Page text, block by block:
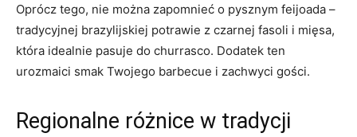
Oprócz tego, ⁢nie można‌ zapomnieć o pysznym feijoada –
tradycyjnej brazylijskiej potrawie z czarnej ⁢fasoli‍ i mięsa,
która idealnie pasuje⁣ do ​churrasco. Dodatek ten
urozmaici‍ smak​ Twojego ⁣barbecue i zachwyci gości.
Regionalne różnice w tradycji